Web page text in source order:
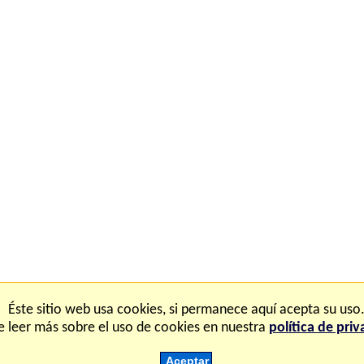
FAQ
© 2.000-2.028 Fisicanet ® Todos los derechos
Éste sitio web usa cookies, si permanece aquí acepta su uso.
leer más sobre el uso de cookies en nuestra política de